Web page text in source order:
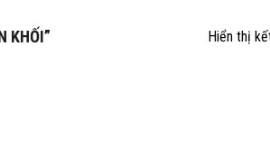
KHỐI” Hiển thị